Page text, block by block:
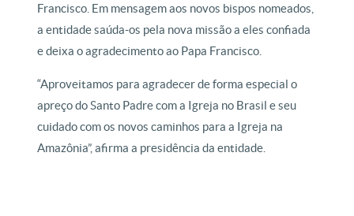
Francisco. Em mensagem aos novos bispos nomeados,
a entidade saúda-os pela nova missão a eles confiada
e deixa o agradecimento ao Papa Francisco.
“Aproveitamos para agradecer de forma especial o
apreço do Santo Padre com a Igreja no Brasil e seu
cuidado com os novos caminhos para a Igreja na
Amazônia”, afirma a presidência da entidade.